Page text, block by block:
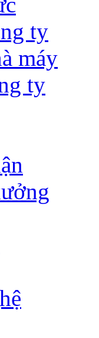
ty
máy
ty